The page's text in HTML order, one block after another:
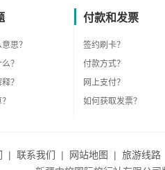
思？
？
？
付款和发票
签约刷卡？
付款方式？
网上支付？
如何获取发票？
| 联系我们 | 网站地图 | 旅游线路